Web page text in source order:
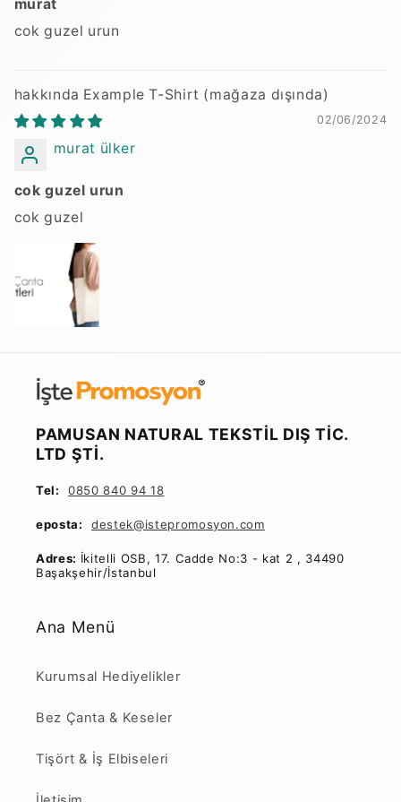
murat
cok guzel urun
Example T-Shirt
02/06/2024
murat ülker
cok guzel urun
cok guzel
PAMUSAN NATURAL TEKSTİL DIŞ TİC.
LTD ŞTİ.
Tel: 0850 840 94 18
eposta: destek@istepromosyon.com
Adres: İkitelli OSB, 17. Cadde No:3 - kat 2 , 34490
Başakşehir/İstanbul
Ana Menü
Kurumsal Hediyelikler
Bez Çanta & Keseler
Tişört & İş Elbiseleri